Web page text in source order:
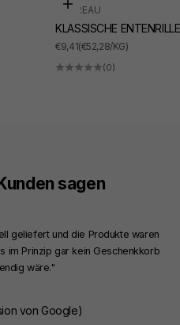
In den Warenkorb
SUDREAU
KLASSISCHE
ANGEBOT
€9,41(€52,28/KG)
(0)
sagen
geliefert und die Produkte waren
im Prinzip gar kein Geschenkkorb
wäre."
von Google)